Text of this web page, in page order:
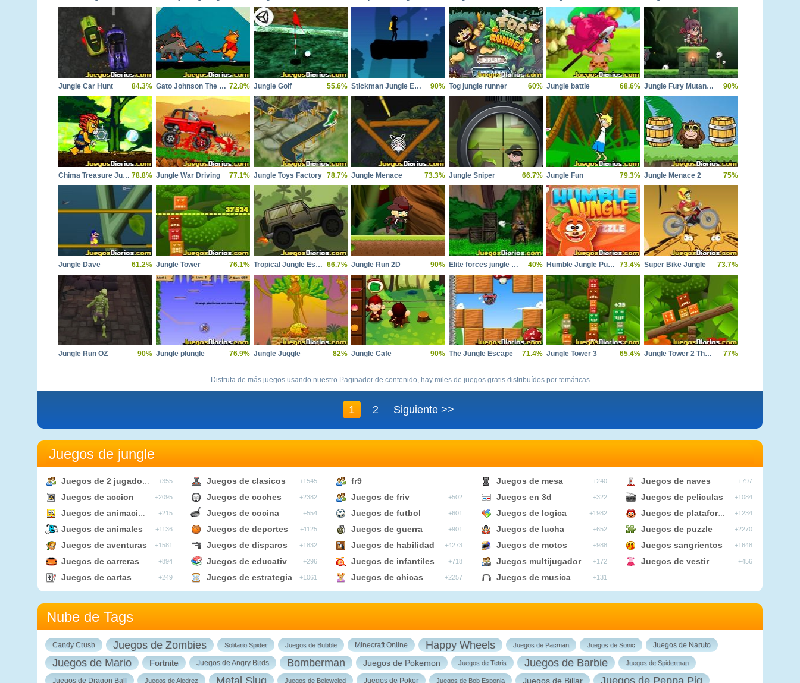
Jungle Car Hunt 84.3% Gato Johnson The Jungle Jewel 72.8% Jungle Golf 55.6% Stickman Jungle Escape 90% Tog jungle runner 60% Jungle battle 68.6% Jungle Fury Mutant Rhino Mayhem 90%
Chima Treasure Jungle 78.8% Jungle War Driving 77.1% Jungle Toys Factory 78.7% Jungle Menace 73.3% Jungle Sniper 66.7% Jungle Fun 79.3% Jungle Menace 2 75%
Jungle Dave 61.2% Jungle Tower 76.1% Tropical Jungle Escape 66.7% Jungle Run 2D 90% Elite forces jungle mission 40% Humble Jungle Puzzle 73.4% Super Bike Jungle 73.7%
Jungle Run OZ 90% Jungle plungle 76.9% Jungle Juggle 82% Jungle Cafe 90% The Jungle Escape 71.4% Jungle Tower 3 65.4% Jungle Tower 2 The Balancer 77%
Disfruta de más juegos usando nuestro Paginador de contenido, hay miles de juegos gratis distribuídos por temáticas
1 2 Siguiente >>
Juegos de jungle
Juegos de 2 jugadores +355
Juegos de accion +2095
Juegos de animaciones +215
Juegos de animales +1136
Juegos de aventuras +1581
Juegos de carreras +894
Juegos de cartas +249
Juegos de clasicos +1545
Juegos de coches +2382
Juegos de cocina +554
Juegos de deportes +1125
Juegos de disparos +1832
Juegos de educativos +296
Juegos de estrategia +1061
fr9
Juegos de friv
+502
Juegos de futbol +601
Juegos de guerra +901
Juegos de habilidad +4273
Juegos de infantiles +718
Juegos de chicas +2257
Juegos de mesa +240
Juegos en 3d +322
Juegos de logica +1982
Juegos de lucha +652
Juegos de motos +988
Juegos multijugador +172
Juegos de musica +131
Juegos de naves +797
Juegos de peliculas +1084
Juegos de plataformas +1234
Juegos de puzzle +2270
Juegos sangrientos +1648
Juegos de vestir +456
Nube de Tags
Candy Crush Juegos de Zombies Solitario Spider Juegos de Bubble Minecraft Online Happy Wheels Juegos de Pacman Juegos de Sonic Juegos de Naruto
Juegos de Mario Fortnite Juegos de Angry Birds Bomberman Juegos de Pokemon Juegos de Tetris Juegos de Barbie Juegos de Spiderman
Juegos de Dragon Ball Juegos de Ajedrez Metal Slug Juegos de Bejeweled Juegos de Poker Juegos de Bob Esponja Juegos de Billar Juegos de Peppa Pig